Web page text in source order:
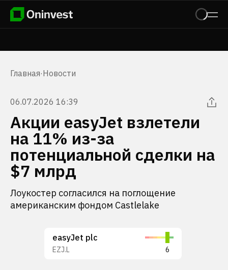
Главная·Новости
06.07.2026 16:39
Акции easyJet взлетели
на 11% из-за
потенциальной сделки на
$7 млрд
Лоукостер согласился на поглощение
американским фондом Castlelake
easyJet plc
EZJ.L 6